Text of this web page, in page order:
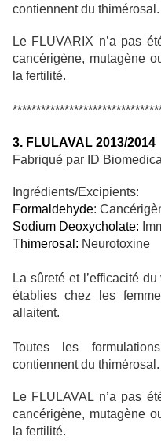
contiennent du thimérosal.
Le FLUVARIX n’a pas
cancérigène, mutagène
la fertilité.
3. FLULAVAL 2013/2014
Fabriqué par ID
Ingrédients/Excipients:
Formaldehyde:
Sodium Deoxycholate:
Thimerosal: Neurotoxine
La sûreté et l’efficacité
établies chez les
allaitent.
Toutes les
contiennent du thimérosal.
Le FLULAVAL n’a pas
cancérigène, mutagène
la fertilité.